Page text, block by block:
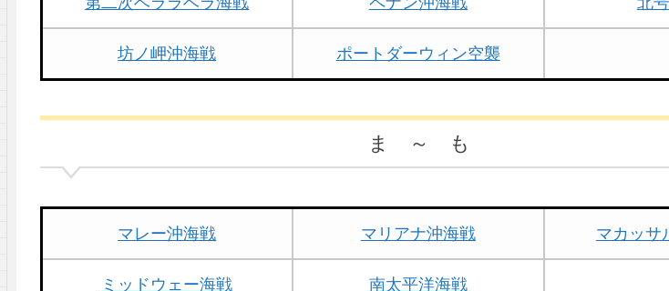
坊ノ岬沖海戦 ポートダーウィン空襲
ま ～ も
マレー沖海戦 マリアナ沖海戦 マカッサ
ミッドウェー海戦 南太平洋海戦